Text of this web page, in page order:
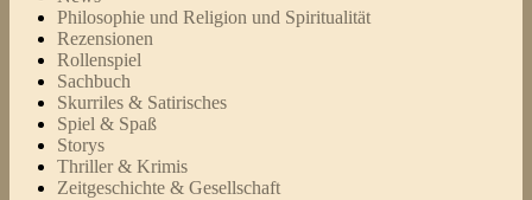
Philosophie und Religion und Spiritualität
Rezensionen
Rollenspiel
Sachbuch
Skurriles & Satirisches
Spiel & Spaß
Storys
Thriller & Krimis
Zeitgeschichte & Gesellschaft